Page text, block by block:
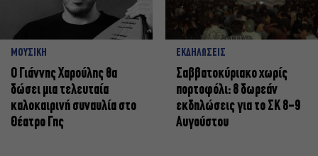
ΜΟΥΣΙΚΗ
Ο Γιάννης Χαρούλης θα
δώσει μια τελευταία
καλοκαιρινή συναυλία στο
Θέατρο Γης
ΕΚΔΗΛΩΣΕΙΣ
Σαββατοκύριακο χωρίς
πορτοφόλι: 8 δωρεάν
εκδηλώσεις για το ΣΚ 8-9
Αυγούστου